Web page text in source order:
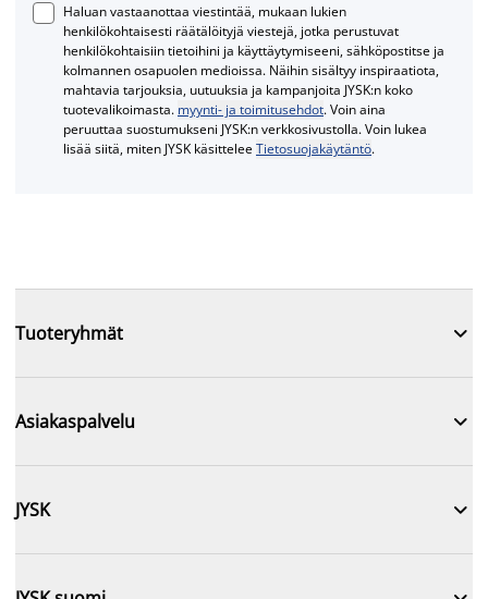
Haluan vastaanottaa viestintää, mukaan lukien
henkilökohtaisesti räätälöityjä viestejä, jotka perustuvat
henkilökohtaisiin tietoihini ja käyttäytymiseeni, sähköpostitse ja
kolmannen osapuolen medioissa. Näihin sisältyy inspiraatiota,
mahtavia tarjouksia, uutuuksia ja kampanjoita JYSK:n koko
tuotevalikoimasta. myynti- ja toimitusehdot. Voin aina
peruuttaa suostumukseni JYSK:n verkkosivustolla. Voin lukea
lisää siitä, miten JYSK käsitteleeTietosuojakäytäntö.
Tuoteryhmät 
Asiakaspalvelu 
JYSK 